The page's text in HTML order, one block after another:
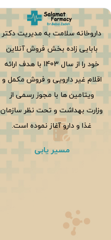
داروخانه سلامت به مدیریت دکتر
بابایی زاده بخش فروش آنلاین
خود را از سال 1403 با هدف ارائه
اقلام غیر دارویی و فروش مکمل و
ویتامین ها با مجوز رسمی از
وزارت بهداشت و تحت نظر سازمان
غذا و دارو آغاز نموده است.
مسیر یابی